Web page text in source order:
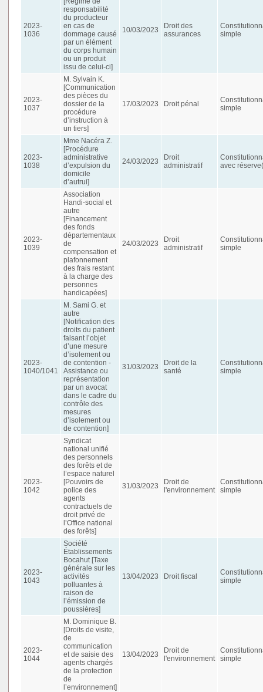
2023-
1036
responsabilité
du producteur
en cas de
dommage causé
par un élément
du corps humain
ou un produit
issu de celui-ci]
10/03/2023
Droit des
assurances
simple
2023-
1037
M. Sylvain K.
[Communication
des pièces du
dossier de la
procédure
d’instruction à
un tiers]
17/03/2023 Droit pénal
simple
2023-
1038
Mme Nacéra Z.
[Procédure
administrative
d’expulsion du
domicile
d’autrui]
24/03/2023
Droit
administratif
avec
2023-
1039
Association
Handi-social et
autre
[Financement
des fonds
départementaux
de
compensation et
plafonnement
des frais restant
à la charge des
personnes
handicapées]
24/03/2023
Droit
administratif
simple
2023-
1040/1041
M. Sami G. et
autre
[Notification des
droits du patient
faisant l’objet
d’une mesure
d’isolement ou
de contention -
Assistance ou
représentation
par un avocat
dans le cadre du
contrôle des
mesures
d’isolement ou
de contention]
31/03/2023
Droit de la
santé
simple
2023-
1042
Syndicat
national unifié
des personnels
des forêts et de
l’espace naturel
[Pouvoirs de
police des
agents
contractuels de
droit privé de
l’Office national
des forêts]
31/03/2023
Droit de
l'environnement
simple
2023-
1043
Société
Établissements
Bocahut [Taxe
générale sur les
activités
polluantes à
raison de
l’émission de
poussières]
13/04/2023 Droit fiscal
simple
2023-
1044
M. Dominique B.
[Droits de visite,
de
communication
et de saisie des
agents chargés
de la protection
de
l’environnement]
13/04/2023
Droit de
l'environnement
simple